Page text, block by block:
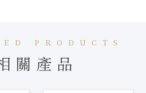
PRODUCTS
關產品